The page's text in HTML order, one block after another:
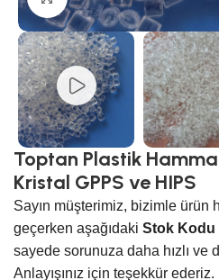
Toptan Plastik
Kristal GPPS ve HIPS
Sayın müşterimiz, bizimle ürün
geçerken aşağıdaki Stok Kodu
sayede sorunuza daha hızlı ve
Anlayışınız için teşekkür ederiz.